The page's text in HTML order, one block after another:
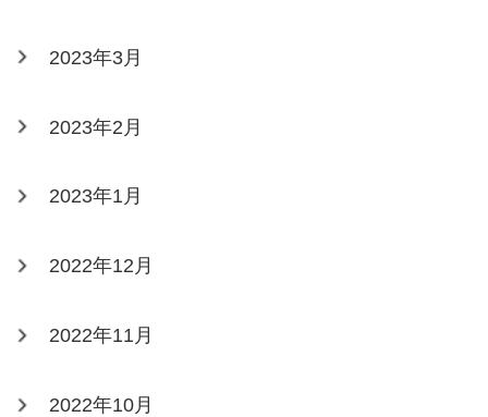
2023年3月
2023年2月
2023年1月
2022年12月
2022年11月
2022年10月